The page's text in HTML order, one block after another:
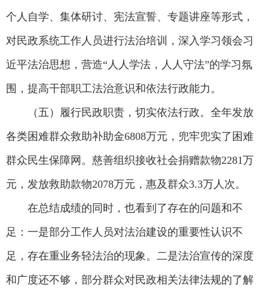
个人自学、集体研讨、宪法宣誓、专题讲座等形式，
对民政系统工作人员进行法治培训，深入学习领会习
近平法治思想，营造“人人学法，人人守法”的学习氛
围，提高干部职工法治意识和依法行政能力。
（五）履行民政职责，切实依法行政。全年发放
各类困难群众救助补助金6808万元，兜牢兜实了困难
群众民生保障网。慈善组织接收社会捐赠款物2281万
元，发放救助款物2078万元，惠及群众3.3万人次。
在总结成绩的同时，也看到了存在的问题和不
足：一是部分工作人员对法治建设的重要性认识不
足，存在重业务轻法治的现象。二是法治宣传的深度
和广度还不够，部分群众对民政相关法律法规的了解